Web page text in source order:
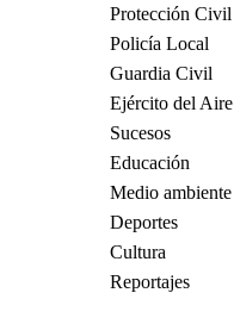
Protección Civil
Policía Local
Guardia Civil
Ejército del Aire
Sucesos
Educación
Medio ambiente
Deportes
Cultura
Reportajes